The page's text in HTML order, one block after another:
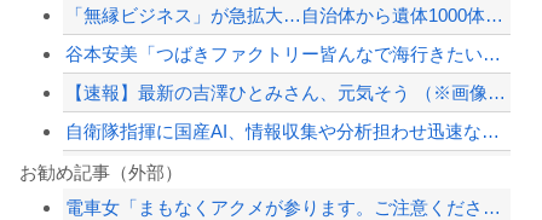
「無縁ビジネス」が急拡大…自治体から遺体1000体超を引き取る業者も
谷本安美「つばきファクトリー皆んなで海行きたい！！！！！」
【速報】最新の吉澤ひとみさん、元気そう （※画像あり）
自衛隊指揮に国産AI、情報収集や分析担わせ迅速な意思決定…「サカナAI」有力・中...
【ニュース】 高市政権の消費税減税に反対している９人の自民党議員が全て判明！！！...
お勧め記事（外部）
電車女「まもなくアクメが参ります。ご注意ください」